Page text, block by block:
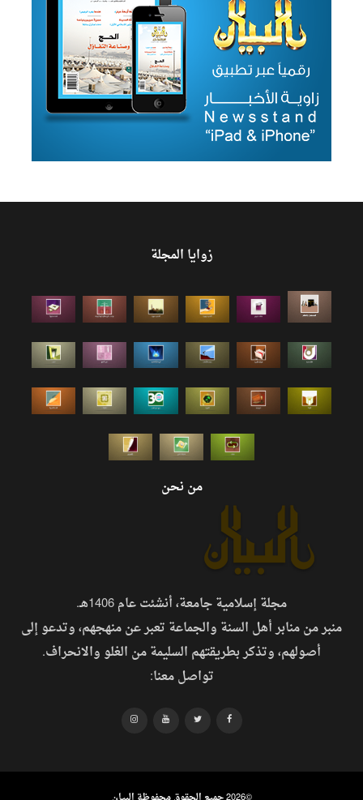
زوايا المجلة
من نحن
مجلة إسلامية جامعة، أنشئت عام 1406هـ.
منبر من منابر أهل السنة والجماعة تعبر عن منهجهم، وتدعو إلى
أصولهم، وتذكر بطريقتهم السليمة من الغلو والانحراف.
تواصل معنا: